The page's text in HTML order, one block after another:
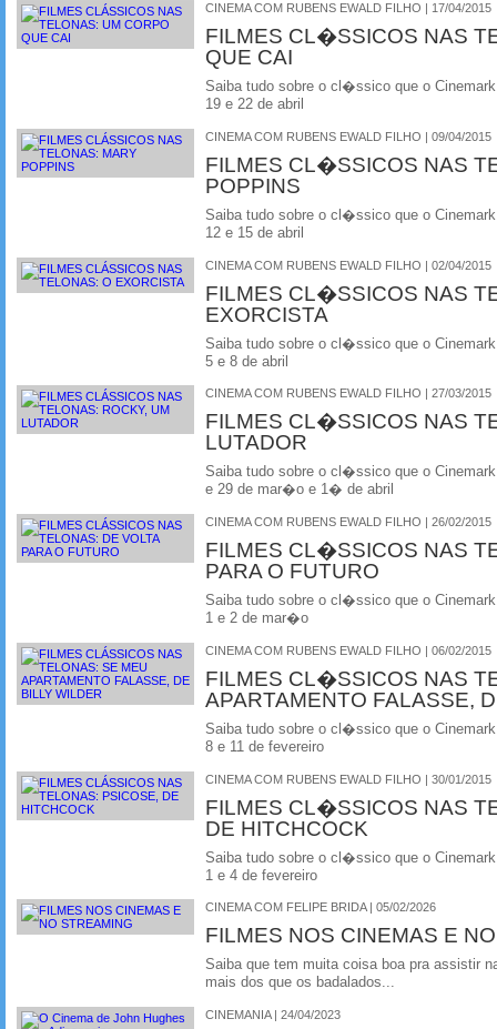
CINEMA COM RUBENS EWALD FILHO | 17/04/2015
FILMES CL�SSICOS NAS
QUE CAI
Saiba tudo sobre o cl�ssico que o
19 e 22 de abril
CINEMA COM RUBENS EWALD FILHO | 09/04/2015
FILMES CL�SSICOS NAS
POPPINS
Saiba tudo sobre o cl�ssico que o
12 e 15 de abril
CINEMA COM RUBENS EWALD FILHO | 02/04/2015
FILMES CL�SSICOS NAS
EXORCISTA
Saiba tudo sobre o cl�ssico que o
5 e 8 de abril
CINEMA COM RUBENS EWALD FILHO | 27/03/2015
FILMES CL�SSICOS NAS
LUTADOR
Saiba tudo sobre o cl�ssico que o
e 29 de mar�o e 1� de abril
CINEMA COM RUBENS EWALD FILHO | 26/02/2015
FILMES CL�SSICOS NAS
PARA O FUTURO
Saiba tudo sobre o cl�ssico que o
1 e 2 de mar�o
CINEMA COM RUBENS EWALD FILHO | 06/02/2015
FILMES CL�SSICOS NAS
APARTAMENTO FALASSE,
Saiba tudo sobre o cl�ssico que o
8 e 11 de fevereiro
CINEMA COM RUBENS EWALD FILHO | 30/01/2015
FILMES CL�SSICOS NAS
DE HITCHCOCK
Saiba tudo sobre o cl�ssico que o
1 e 4 de fevereiro
CINEMA COM FELIPE BRIDA | 05/02/2026
FILMES NOS CINEMAS E
Saiba que tem muita coisa boa pra assistir
mais dos que os badalados...
CINEMANIA | 24/04/2023